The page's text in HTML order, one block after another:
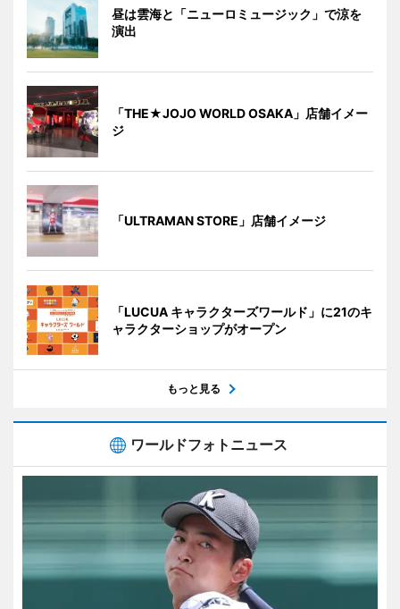
昼は雲海と「ニューロミュージック」で涼を
演出
「THE★JOJO WORLD OSAKA」店舗イメー
ジ
「ULTRAMAN STORE」店舗イメージ
「LUCUA キャラクターズワールド」に21のキ
ャラクターショップがオープン
もっと見る
ワールドフォトニュース